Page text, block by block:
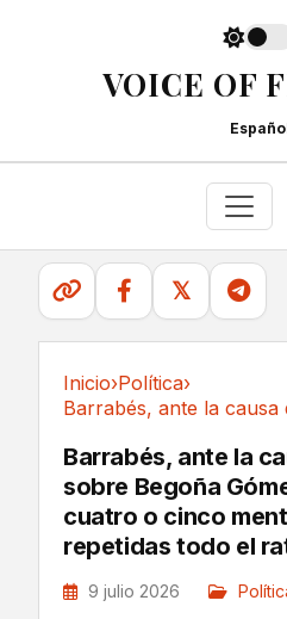
VOICE OF
𝕏
Inicio›Política›
Barrabés, ante la
sobre Begoña
cuatro o cinco
repetidas todo el
9 julio 2026